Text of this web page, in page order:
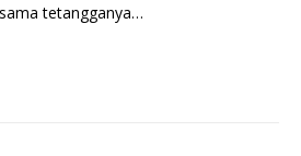
tetangganya…